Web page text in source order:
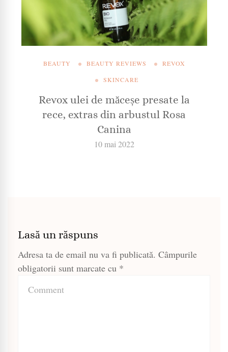
BEAUTY BEAUTY REVIEWS
REVOX
SKINCARE
Revox ulei de măceșe presate la
rece, extras din arbustul Rosa
Canina
10 mai 2022
Lasă un răspuns
Adresa ta de email nu va fi publicată. Câmpurile
obligatorii sunt marcate cu *